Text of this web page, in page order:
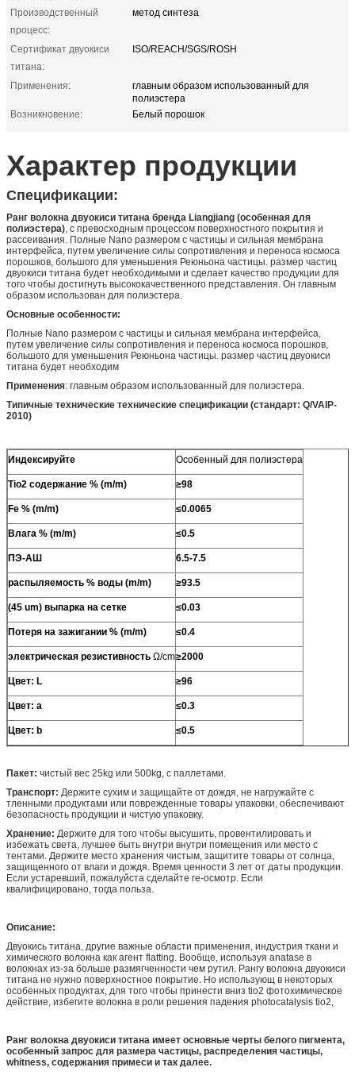
Производственный
процесс:
метод синтеза
Сертификат двуокиси
титана:
ISO/REACH/SGS/ROSH
Применения:
главным образом использованный для
полиэстера
Возникновение:
Белый порошок
Характер продукции
Спецификации:
Ранг волокна двуокиси титана бренда Liangjiang (особенная для
полиэстера), с превосходным процессом поверхностного покрытия и
рассеивания. Полные Nano размером с частицы и сильная мембрана
интерфейса, путем увеличение силы сопротивления и переноса космоса
порошков, большого для уменьшения Реюньона частицы. размер частиц
двуокиси титана будет необходимыми и сделает качество продукции для
того чтобы достигнуть высококачественного представления. Он главным
образом использован для полиэстера.
Основные особенности:
Полные Nano размером с частицы и сильная мембрана интерфейса,
путем увеличение силы сопротивления и переноса космоса порошков,
большого для уменьшения Реюньона частицы. размер частиц двуокиси
титана будет необходим
Применения: главным образом использованный для полиэстера.
Типичные технические технические спецификации (стандарт: Q/VAIP-
2010)
Индексируйте Особенный для полиэстера
Tio2 содержание % (m/m) ≥98
Fe % (m/m) ≤0.0065
Влага % (m/m) ≤0.5
ПЭ-АШ 6.5-7.5
распыляемость % воды (m/m) ≥93.5
(45 um) выпарка на сетке ≤0.03
Потеря на зажигании % (m/m) ≤0.4
электрическая резистивность Ω/cm≥2000
Цвет: L ≥96
Цвет: a ≤0.3
Цвет: b ≤0.5
Пакет: чистый вес 25kg или 500kg, с паллетами.
Транспорт: Держите сухим и защищайте от дождя, не нагружайте с
тленными продуктами или поврежденные товары упаковки, обеспечивают
безопасность продукции и чистую упаковку.
Хранение: Держите для того чтобы высушить, провентилировать и
избежать света, лучшее быть внутри внутри помещения или место с
тентами. Держите место хранения чистым, защитите товары от солнца,
защищенного от влаги и дождя. Время ценности 3 лет от даты продукции.
Если устаревший, пожалуйста сделайте re-осмотр. Если
квалифицировано, тогда польза.
Описание:
Двуокись титана, другие важные области применения, индустрия ткани и
химического волокна как агент flatting. Вообще, используя anatase в
волокнах из-за больше размягченности чем рутил. Рангу волокна двуокиси
титана не нужно поверхностное покрытие. Но использующ в некоторых
особенных продуктах, для того чтобы принести вниз tio2 фотохимическое
действие, избегите волокна в роли решения падения photocatalysis tio2,
Ранг волокна двуокиси титана имеет основные черты белого пигмента,
особенный запрос для размера частицы, распределения частицы,
whitness, содержания примеси и так далее.